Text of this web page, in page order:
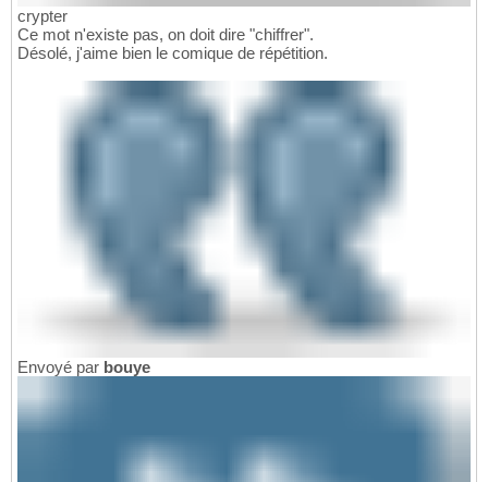
crypter
Ce mot n'existe pas, on doit dire "chiffrer".
Désolé, j'aime bien le comique de répétition.
Envoyé par bouye